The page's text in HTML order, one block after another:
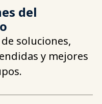
del
soluciones,
y mejores